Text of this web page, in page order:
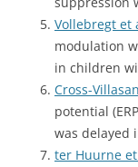
Vollebregt et
modulation
in children
Cross-
potential
was delayed
ter Huurne